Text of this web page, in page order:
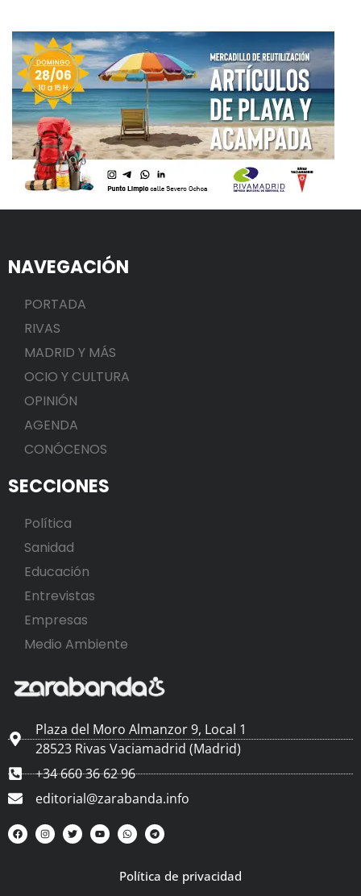
NAVEGACIÓN
PORTADA
RIVAS
MADRID Y MÁS
OCIO Y CULTURA
OPINIÓN
AGENDA
CONÓCENOS
SECCIONES
Política
Sanidad
Educación
Entrevistas
Empresas
Medio Ambiente
Plaza del Moro Almanzor 9, Local 1
28523 Rivas Vaciamadrid (Madrid)
+34 660 36 62 96
editorial@zarabanda.info
Política de privacidad